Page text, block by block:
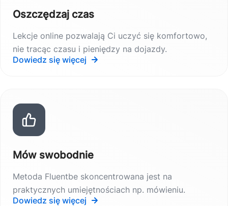
Oszczędzaj czas
Lekcje online pozwalają Ci uczyć się komfortowo,
nie tracąc czasu i pieniędzy na dojazdy.
Dowiedz się więcej
Mów swobodnie
Metoda Fluentbe skoncentrowana jest na
praktycznych umiejętnościach np. mówieniu.
Dowiedz się więcej